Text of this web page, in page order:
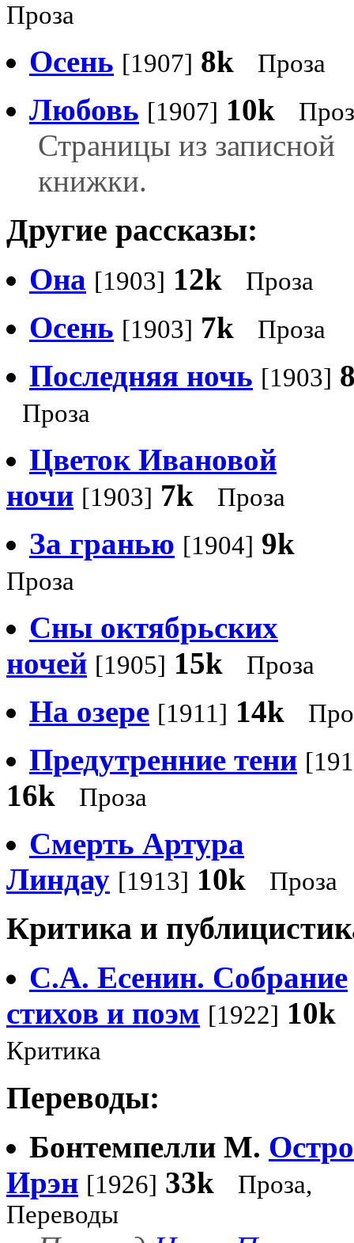
Проза
Осень [1907] 8k Проза
Любовь [1907] 10k
Страницы из записной
книжки.
Другие рассказы:
Она [1903] 12k Проза
Осень [1903] 7k Проза
Последняя ночь [1903]
Проза
Цветок Ивановой
ночи [1903] 7k Проза
За гранью [1904] 9k
Проза
Сны октябрьских
ночей [1905] 15k Проза
На озере [1911] 14k
Предутренние тени
16k Проза
Смерть Артура
Линдау [1913] 10k Проза
Критика и
С.А. Есенин. Собрание
стихов и поэм [1922] 10k
Критика
Переводы:
Бонтемпелли М.
Ирэн [1926] 33k
Проза,
Переводы